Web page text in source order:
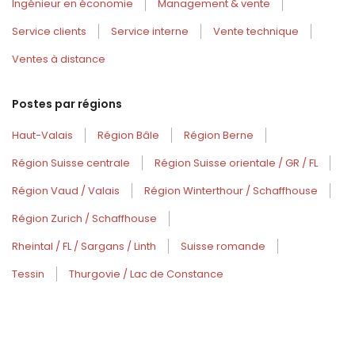
Ingénieur en économie
Management & vente
Service clients
Service interne
Vente technique
Ventes à distance
Postes par régions
Haut-Valais Région Bâle
Région Berne
Région Suisse centrale
Région Suisse orientale / GR / FL
Région Vaud / Valais
Région Winterthour / Schaffhouse
Région Zurich / Schaffhouse
Rheintal / FL / Sargans / Linth
Suisse romande
Tessin
Thurgovie / Lac de Constance